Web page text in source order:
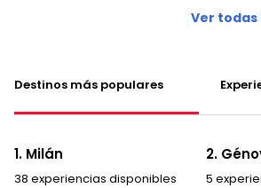
Ver todas
Destinos más populares
1. Milán
38 experiencias disponibles
2.
5